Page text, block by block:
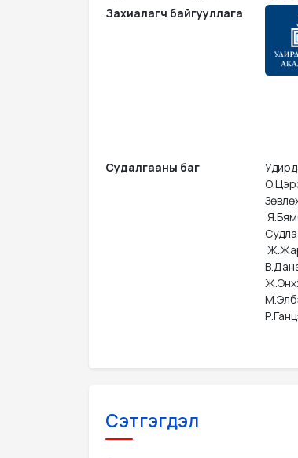
Захиалагч байгууллага
Судалгааны баг
Сэтгэгдэл